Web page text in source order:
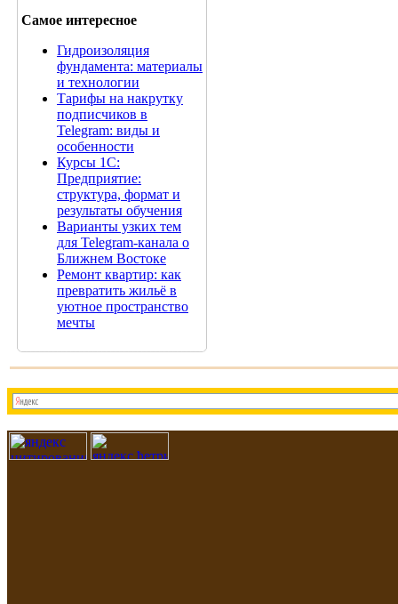
Самое интересное
Гидроизоляция
фундамента: материалы
и технологии
Тарифы на накрутку
подписчиков в
Telegram: виды и
особенности
Курсы 1С:
Предприятие:
структура, формат и
результаты обучения
Варианты узких тем
для Telegram-канала о
Ближнем Востоке
Ремонт квартир: как
превратить жильё в
уютное пространство
мечты